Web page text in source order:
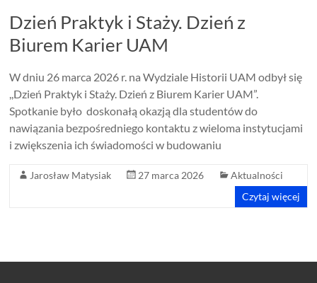
Dzień Praktyk i Staży. Dzień z
Biurem Karier UAM
W dniu 26 marca 2026 r. na Wydziale Historii UAM odbył się
,,Dzień Praktyk i Staży. Dzień z Biurem Karier UAM”.
Spotkanie było doskonałą okazją dla studentów do
nawiązania bezpośredniego kontaktu z wieloma instytucjami
i zwiększenia ich świadomości w budowaniu
Jarosław Matysiak 27 marca 2026
Aktualności
Czytaj więcej